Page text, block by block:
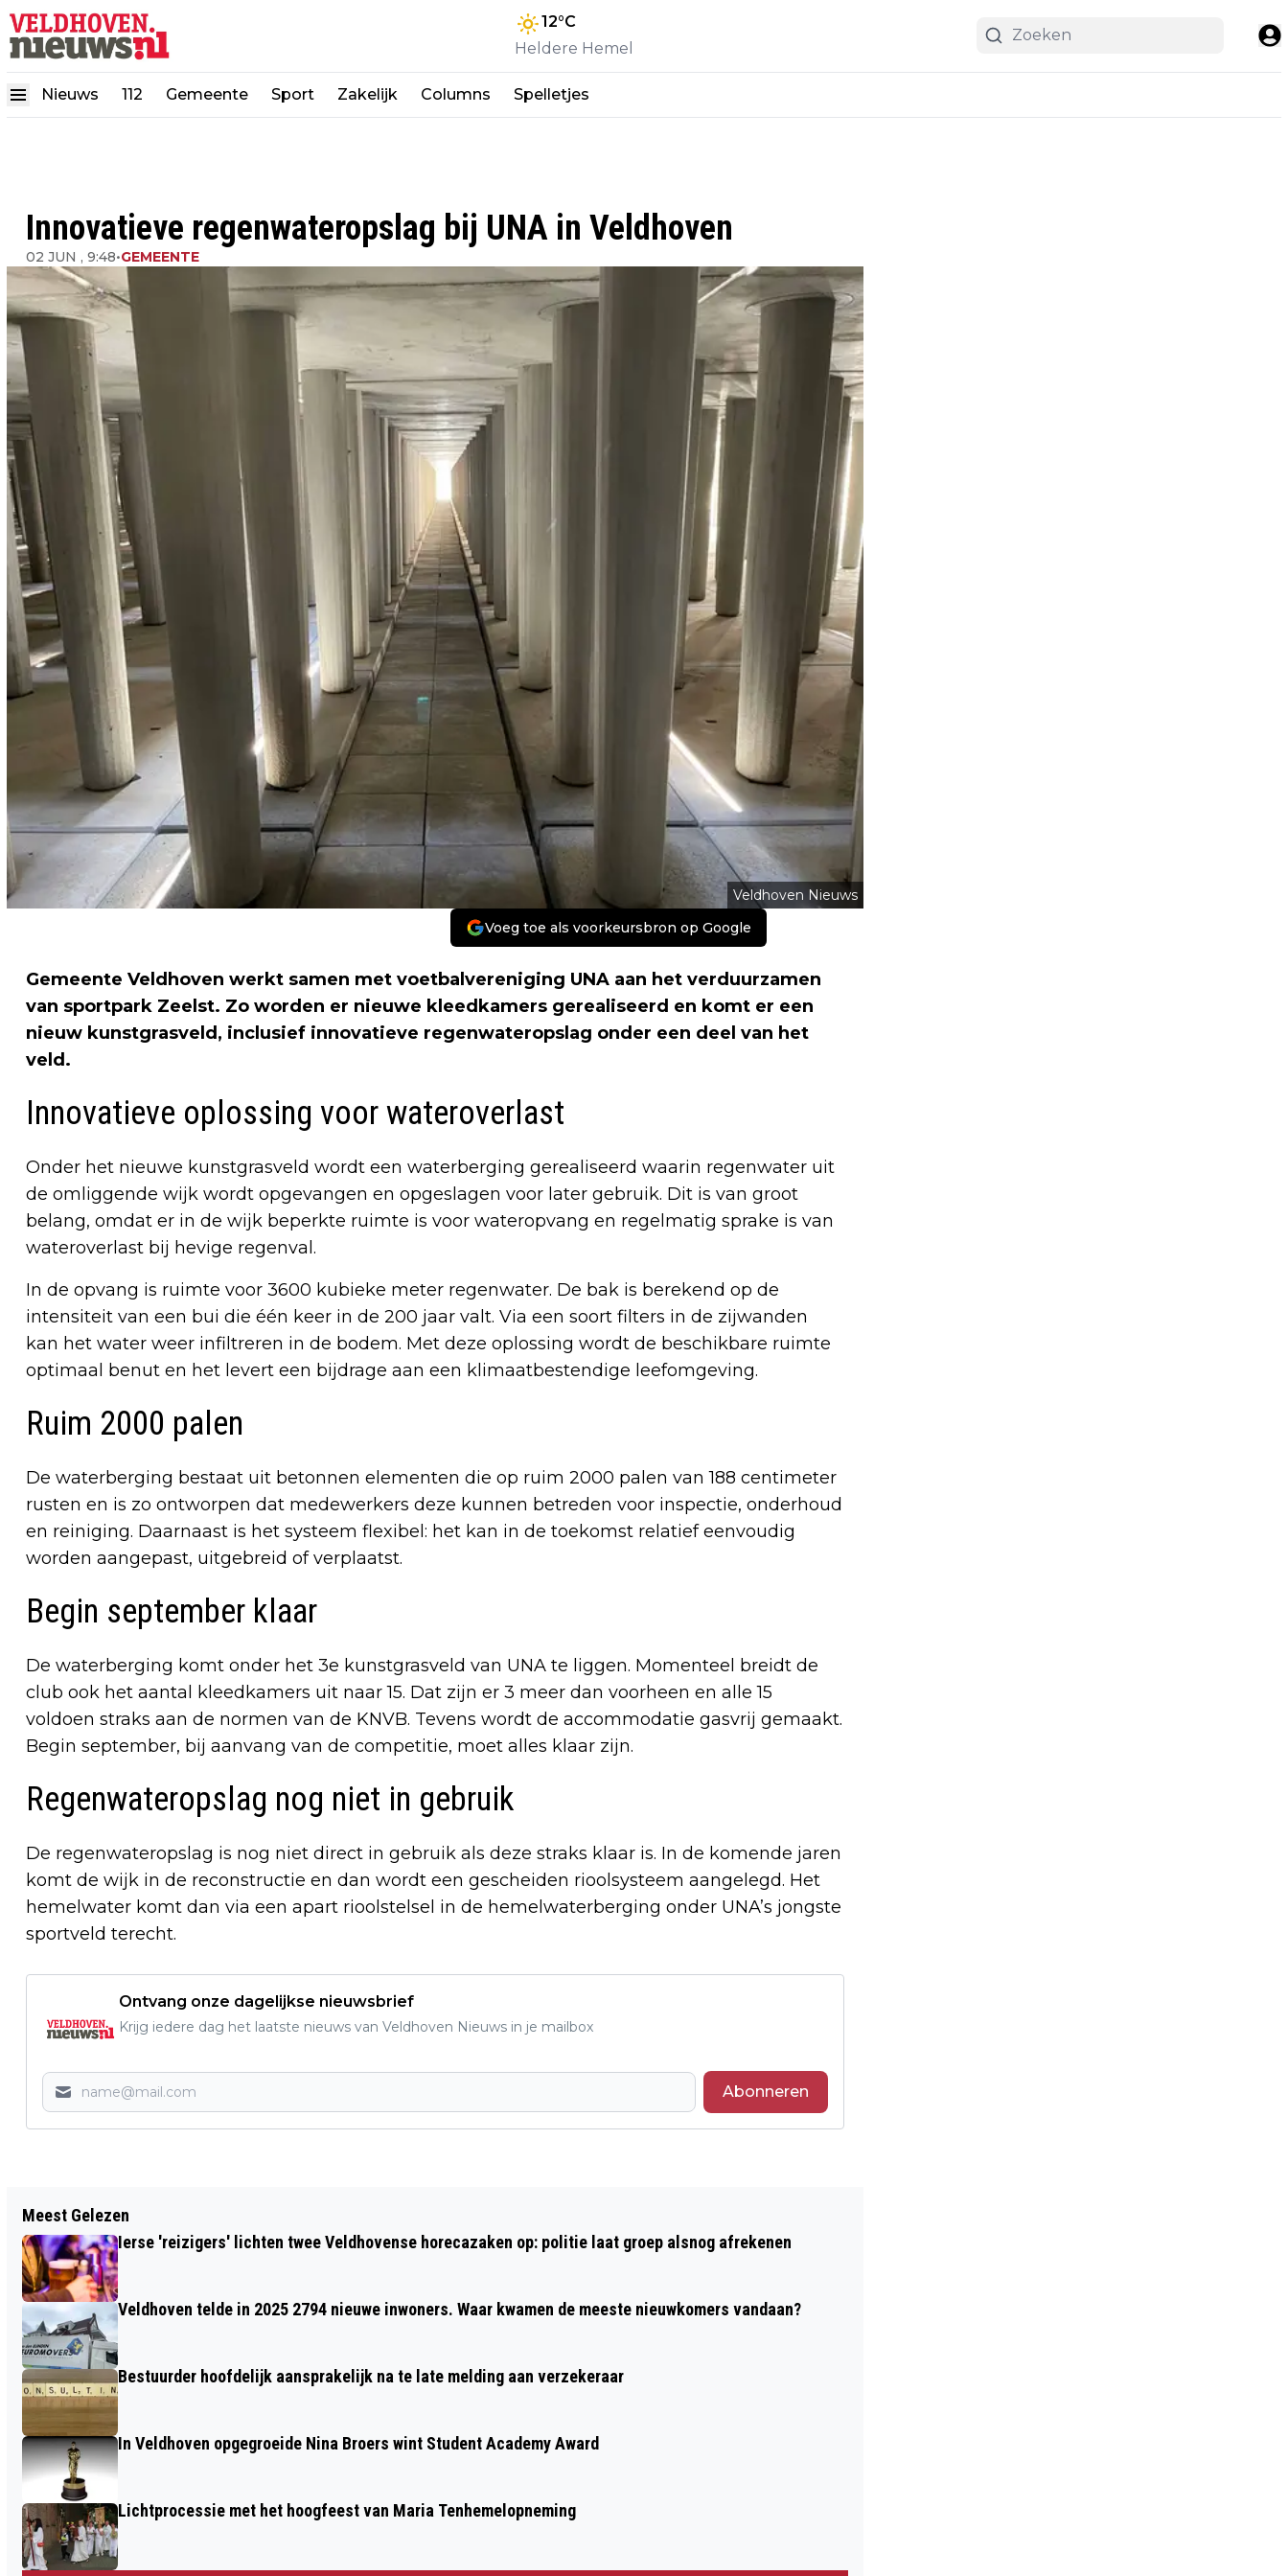
12°C
Heldere Hemel
Nieuws 112 Gemeente Sport Zakelijk Columns Spelletjes
Innovatieve regenwateropslag bij UNA in Veldhoven
02 JUN , 9:48•GEMEENTE
Veldhoven Nieuws
Voeg toe als voorkeursbron op Google
Gemeente Veldhoven werkt samen met voetbalvereniging UNA aan het verduurzamen
van sportpark Zeelst. Zo worden er nieuwe kleedkamers gerealiseerd en komt er een
nieuw kunstgrasveld, inclusief innovatieve regenwateropslag onder een deel van het
veld.
Innovatieve oplossing voor wateroverlast
Onder het nieuwe kunstgrasveld wordt een waterberging gerealiseerd waarin regenwater uit
de omliggende wijk wordt opgevangen en opgeslagen voor later gebruik. Dit is van groot
belang, omdat er in de wijk beperkte ruimte is voor wateropvang en regelmatig sprake is van
wateroverlast bij hevige regenval.
In de opvang is ruimte voor 3600 kubieke meter regenwater. De bak is berekend op de
intensiteit van een bui die één keer in de 200 jaar valt. Via een soort filters in de zijwanden
kan het water weer infiltreren in de bodem. Met deze oplossing wordt de beschikbare ruimte
optimaal benut en het levert een bijdrage aan een klimaatbestendige leefomgeving.
Ruim 2000 palen
De waterberging bestaat uit betonnen elementen die op ruim 2000 palen van 188 centimeter
rusten en is zo ontworpen dat medewerkers deze kunnen betreden voor inspectie, onderhoud
en reiniging. Daarnaast is het systeem flexibel: het kan in de toekomst relatief eenvoudig
worden aangepast, uitgebreid of verplaatst.
Begin september klaar
De waterberging komt onder het 3e kunstgrasveld van UNA te liggen. Momenteel breidt de
club ook het aantal kleedkamers uit naar 15. Dat zijn er 3 meer dan voorheen en alle 15
voldoen straks aan de normen van de KNVB. Tevens wordt de accommodatie gasvrij gemaakt.
Begin september, bij aanvang van de competitie, moet alles klaar zijn.
Regenwateropslag nog niet in gebruik
De regenwateropslag is nog niet direct in gebruik als deze straks klaar is. In de komende jaren
komt de wijk in de reconstructie en dan wordt een gescheiden rioolsysteem aangelegd. Het
hemelwater komt dan via een apart rioolstelsel in de hemelwaterberging onder UNA’s jongste
sportveld terecht.
Ontvang onze dagelijkse nieuwsbrief
Krijg iedere dag het laatste nieuws van Veldhoven Nieuws in je mailbox
Abonneren
CAFÉ BREIN VELDHOVEN OP 3 JUNI
BIJ GOED HANG- EN SLUITWERK
Meest Gelezen
Ierse 'reizigers' lichten twee Veldhovense horecazaken op: politie laat groep alsnog afrekenen
Veldhoven telde in 2025 2794 nieuwe inwoners. Waar kwamen de meeste nieuwkomers vandaan?
Bestuurder hoofdelijk aansprakelijk na te late melding aan verzekeraar
In Veldhoven opgegroeide Nina Broers wint Student Academy Award
Lichtprocessie met het hoogfeest van Maria Tenhemelopneming